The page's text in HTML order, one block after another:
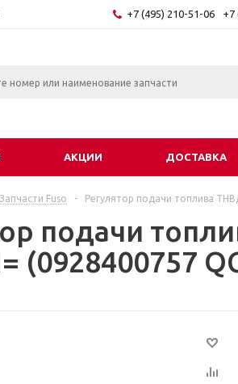
+7 (495) 210-51-06 +7
АКЦИИ ДОСТАВКА
Запчасти Fuso - Регулятор подачи топлива
подачи
(0928400757